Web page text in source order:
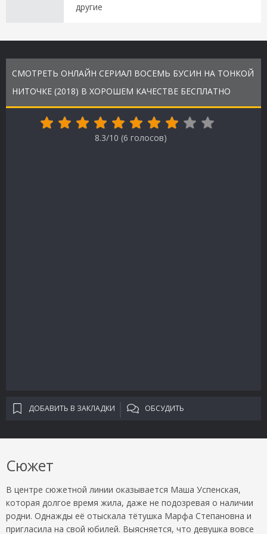
другие
СМОТРЕТЬ ОНЛАЙН СЕРИАЛ ВОСЕМЬ БУСИН НА ТОНКОЙ
НИТОЧКЕ (2018) В ХОРОШЕМ КАЧЕСТВЕ БЕСПЛАТНО
8.3/10 (6 голосов)
ДОБАВИТЬ В ЗАКЛАДКИ ОБСУДИТЬ
Сюжет
В центре сюжетной линии оказывается Маша Успенская,
которая долгое время жила, даже не подозревая о наличии
родни. Однажды её отыскала тётушка Марфа Степановна и
пригласила на свой юбилей. Выясняется, что девушка вовсе